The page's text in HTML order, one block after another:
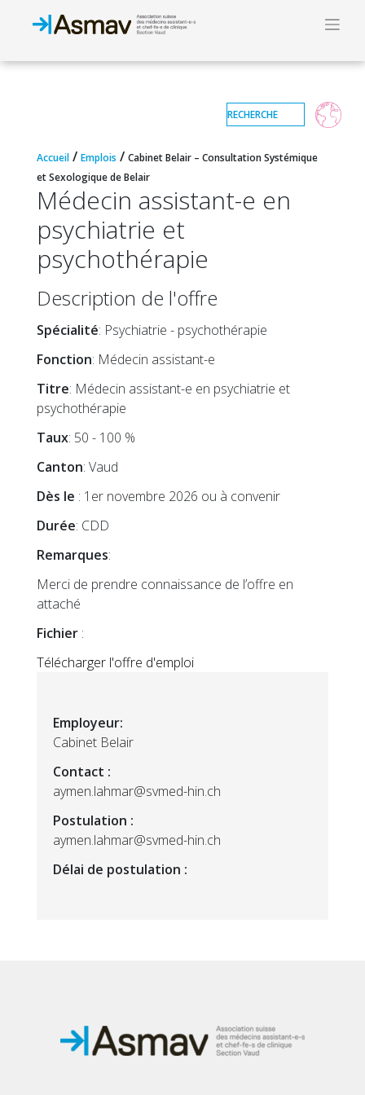
Accueil / Emplois / Cabinet Belair – Consultation Systémique
et Sexologique de Belair
Médecin assistant-e en
psychiatrie et
psychothérapie
Description de l'offre
Spécialité: Psychiatrie - psychothérapie
Fonction: Médecin assistant-e
Titre: Médecin assistant-e en psychiatrie et
psychothérapie
Taux: 50 - 100 %
Canton: Vaud
Dès le : 1er novembre 2026 ou à convenir
Durée: CDD
Remarques:
Merci de prendre connaissance de l’offre en
attaché
Fichier :
Télécharger l'offre d'emploi
Employeur:
Cabinet Belair
Contact :
aymen.lahmar@svmed-hin.ch
Postulation :
aymen.lahmar@svmed-hin.ch
Délai de postulation :